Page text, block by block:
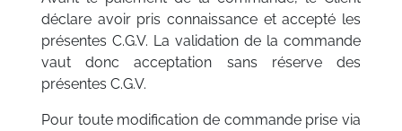
déclare avoir pris connaissance et accepté les
présentes C.G.V. La validation de la commande
vaut donc acceptation sans réserve des
présentes C.G.V.
Pour toute modification de commande prise via